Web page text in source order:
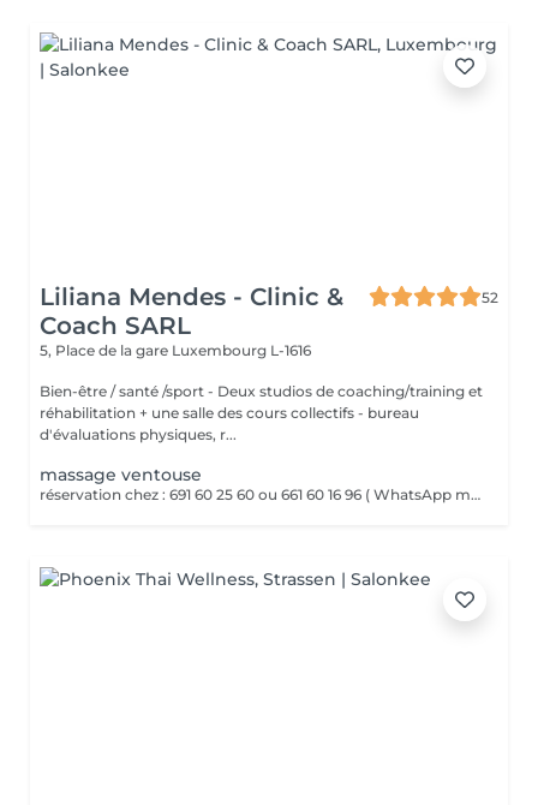
Liliana Mendes - Clinic &
Coach SARL
52
5, Place de la gare Luxembourg L-1616
Bien-être / santé /sport - Deux studios de coaching/training et
réhabilitation + une salle des cours collectifs - bureau
d'évaluations physiques, r...
massage ventouse
réservation chez : 691 60 25 60 ou 661 60 16 96 ( WhatsApp msg ) VENTOUSES OU CUPPING THERAPY Technique thérapeutique utilisant la succion pour créer une dépression sur la peau. Il améliore la circulation sanguine, décontracte lés muscles, soulage les Dolores et draine les tissus